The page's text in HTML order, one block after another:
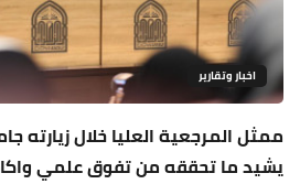
اخبار وتقارير
ممثل المرجعية العليا خلال زيارته
يشيد ما تحققه من تفوق علمي